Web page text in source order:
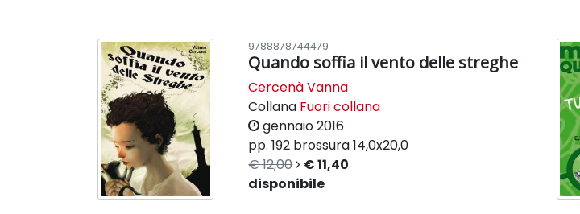
9788878744479
Quando soffia il vento delle streghe
Cercenà Vanna
Collana Fuori collana
gennaio 2016
pp. 192 brossura14,0x20,0
€ 12,00
€ 11,40
disponibile